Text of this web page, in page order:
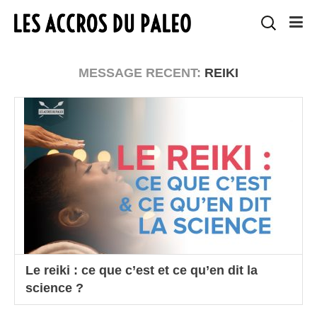
MESSAGE RECENT: REIKI
Le reiki : ce que c’est et ce qu’en dit la
science ?